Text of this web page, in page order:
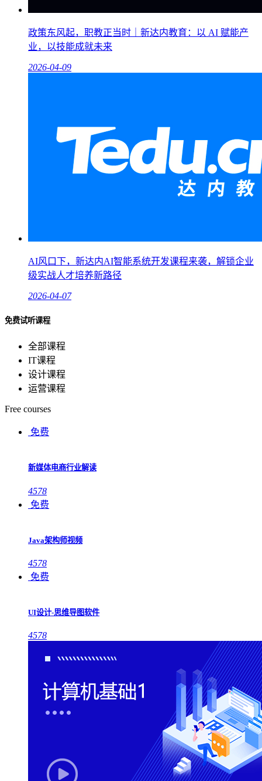
政策东风起，职教正当时｜新达内教育：以 AI 赋能产
业，以技能成就未来
2026-04-09
AI风口下，新达内AI智能系统开发课程来袭，解锁企业
级实战人才培养新路径
2026-04-07
免费试听课程
全部课程
IT课程
设计课程
运营课程
Free courses
免费
新媒体电商行业解读
4578
免费
Java架构师视频
4578
免费
UI设计-思维导图软件
4578